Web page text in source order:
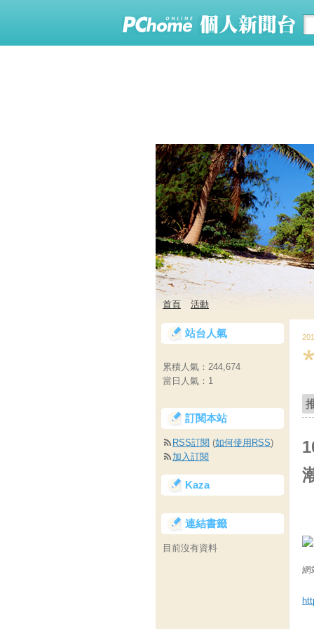
首頁 活動
網
站台人氣
累積人氣： 244,674
當日人氣： 1
訂閱本站
RSS訂閱 (如何使用RSS)
加入訂閱
Kaza
連結書籤
目前沒有資料